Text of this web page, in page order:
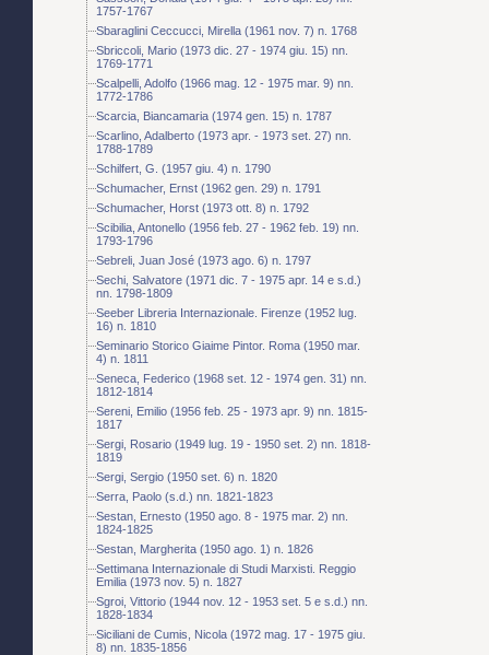
1757-1767
Sbaraglini Ceccucci, Mirella (1961 nov. 7) n. 1768
Sbriccoli, Mario (1973 dic. 27 - 1974 giu. 15) nn.
1769-1771
Scalpelli, Adolfo (1966 mag. 12 - 1975 mar. 9) nn.
1772-1786
Scarcia, Biancamaria (1974 gen. 15) n. 1787
Scarlino, Adalberto (1973 apr. - 1973 set. 27) nn.
1788-1789
Schilfert, G. (1957 giu. 4) n. 1790
Schumacher, Ernst (1962 gen. 29) n. 1791
Schumacher, Horst (1973 ott. 8) n. 1792
Scibilia, Antonello (1956 feb. 27 - 1962 feb. 19) nn.
1793-1796
Sebreli, Juan José (1973 ago. 6) n. 1797
Sechi, Salvatore (1971 dic. 7 - 1975 apr. 14 e s.d.)
nn. 1798-1809
Seeber Libreria Internazionale. Firenze (1952 lug.
16) n. 1810
Seminario Storico Giaime Pintor. Roma (1950 mar.
4) n. 1811
Seneca, Federico (1968 set. 12 - 1974 gen. 31) nn.
1812-1814
Sereni, Emilio (1956 feb. 25 - 1973 apr. 9) nn. 1815-
1817
Sergi, Rosario (1949 lug. 19 - 1950 set. 2) nn. 1818-
1819
Sergi, Sergio (1950 set. 6) n. 1820
Serra, Paolo (s.d.) nn. 1821-1823
Sestan, Ernesto (1950 ago. 8 - 1975 mar. 2) nn.
1824-1825
Sestan, Margherita (1950 ago. 1) n. 1826
Settimana Internazionale di Studi Marxisti. Reggio
Emilia (1973 nov. 5) n. 1827
Sgroi, Vittorio (1944 nov. 12 - 1953 set. 5 e s.d.) nn.
1828-1834
Siciliani de Cumis, Nicola (1972 mag. 17 - 1975 giu.
8) nn. 1835-1856